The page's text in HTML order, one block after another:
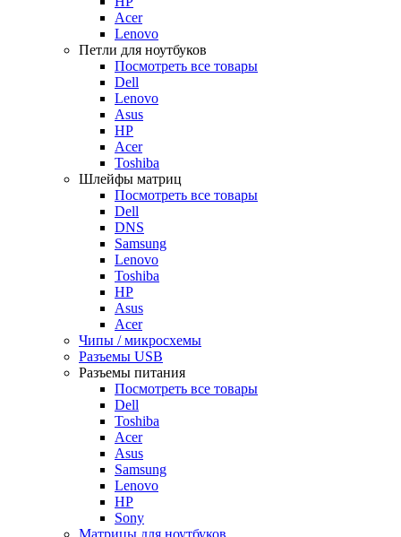
Acer
Lenovo
Петли для ноутбуков
Посмотреть все товары
Dell
Lenovo
Asus
HP
Acer
Toshiba
Шлейфы матриц
Посмотреть все товары
Dell
DNS
Samsung
Lenovo
Toshiba
HP
Asus
Acer
Чипы / микросхемы
Разъемы USB
Разъемы питания
Посмотреть все товары
Dell
Toshiba
Acer
Asus
Samsung
Lenovo
HP
Sony
Матрицы для ноутбуков